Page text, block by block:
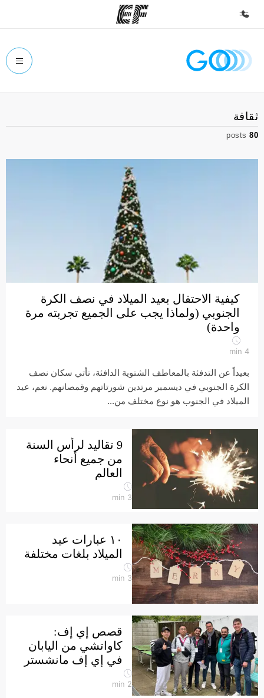
الصفحة الرئيسية
شاهد كل ما نقوم به
مكاتب
أعثر على مكتب قريب منك
ثقافة
80
posts
كيفية الاحتفال بعيد الميلاد في نصف الكرة
الجنوبي (ولماذا يجب على الجميع تجربته مرة
واحدة)
4
min
بعيداً عن التدفئة بالمعاطف الشتوية الدافئة، تأتي سكان نصف
الكرة الجنوبي في ديسمبر مرتدين شورتاتهم وقمصانهم. نعم، عيد
الميلاد في الجنوب هو نوع مختلف من...
9 تقاليد لرأس السنة
من جميع أنحاء
العالم
3
min
١٠ عبارات عيد
الميلاد بلغات مختلفة
3
min
قصص إي إف:
كاواتشي من اليابان
في إي إف مانشستر
2
min